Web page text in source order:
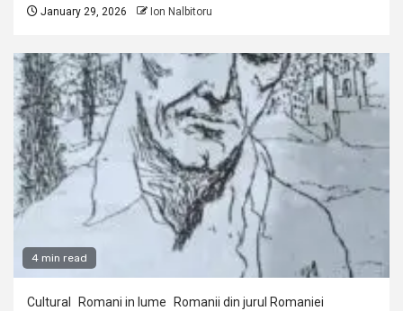
January 29, 2026 Ion Nalbitoru
4 min read
Cultural Romani in lume Romanii din jurul Romaniei